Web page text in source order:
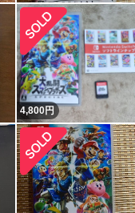
4,800円